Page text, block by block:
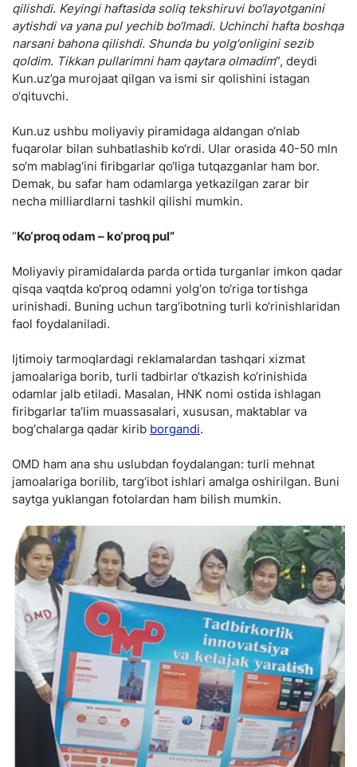
qilishdi. Keyingi haftasida soliq tekshiruvi bo‘layotganini
aytishdi va yana pul yechib bo‘lmadi. Uchinchi hafta boshqa
narsani bahona qilishdi. Shunda bu yolg‘onligini sezib
qoldim. Tikkan pullarimni ham qaytara olmadim”, deydi
Kun.uz’ga murojaat qilgan va ismi sir qolishini istagan
o‘qituvchi.
Kun.uz ushbu moliyaviy piramidaga aldangan o‘nlab
fuqarolar bilan suhbatlashib ko‘rdi. Ular orasida 40-50 mln
so‘m mablag‘ini firibgarlar qo‘liga tutqazganlar ham bor.
Demak, bu safar ham odamlarga yetkazilgan zarar bir
necha milliardlarni tashkil qilishi mumkin.
“Ko‘proq odam – ko‘proq pul”
Moliyaviy piramidalarda parda ortida turganlar imkon qadar
qisqa vaqtda ko‘proq odamni yolg‘on to‘riga tortishga
urinishadi. Buning uchun targ‘ibotning turli ko‘rinishlaridan
faol foydalaniladi.
Ijtimoiy tarmoqlardagi reklamalardan tashqari xizmat
jamoalariga borib, turli tadbirlar o‘tkazish ko‘rinishida
odamlar jalb etiladi. Masalan, HNK nomi ostida ishlagan
firibgarlar ta’lim muassasalari, xususan, maktablar va
bog‘chalarga qadar kirib borgandi.
OMD ham ana shu uslubdan foydalangan: turli mehnat
jamoalariga borilib, targ‘ibot ishlari amalga oshirilgan. Buni
saytga yuklangan fotolardan ham bilish mumkin.